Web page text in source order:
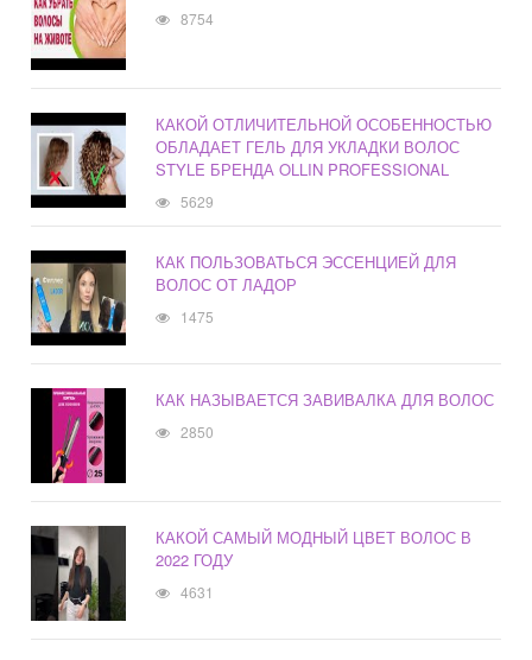
8754
КАКОЙ ОТЛИЧИТЕЛЬНОЙ ОСОБЕННОСТЬЮ
ОБЛАДАЕТ ГЕЛЬ ДЛЯ УКЛАДКИ ВОЛОС
STYLE БРЕНДА OLLIN PROFESSIONAL
5629
КАК ПОЛЬЗОВАТЬСЯ ЭССЕНЦИЕЙ ДЛЯ
ВОЛОС ОТ ЛАДОР
1475
КАК НАЗЫВАЕТСЯ ЗАВИВАЛКА ДЛЯ ВОЛОС
2850
КАКОЙ САМЫЙ МОДНЫЙ ЦВЕТ ВОЛОС В
2022 ГОДУ
4631